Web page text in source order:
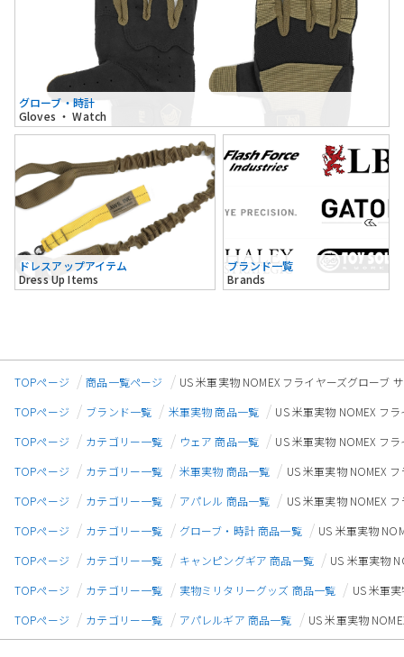
グローブ・時計
Gloves ・ Watch
ドレスアップアイテム
Dress Up Items
ブランド一覧
Brands
TOPページ 商品一覧ページ
US 米軍実物 NOMEX フライヤーズグローブ
TOPページ
ブランド一覧 米軍実物 商品一覧
US 米軍実物 NOMEX フ
TOPページ
カテゴリー一覧 ウェア 商品一覧
US 米軍実物 NOMEX フ
TOPページ
カテゴリー一覧 米軍実物 商品一覧
US 米軍実物 NOMEX
TOPページ
カテゴリー一覧 アパレル 商品一覧
US 米軍実物 NOMEX
TOPページ
カテゴリー一覧 グローブ・時計 商品一覧
US 米軍実物
TOPページ
カテゴリー一覧 キャンピングギア 商品一覧
US 米軍実物
TOPページ
カテゴリー一覧 実物ミリタリーグッズ 商品一覧
US 米軍
TOPページ
カテゴリー一覧 アパレルギア 商品一覧 US 米軍実物